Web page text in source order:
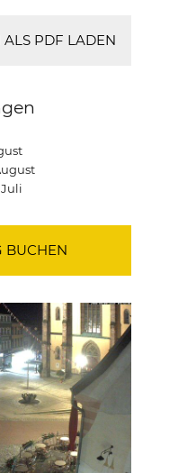
PDF LADEN
BUCHEN